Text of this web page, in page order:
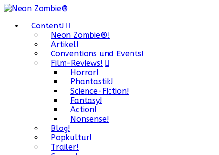
Content!
Neon Zombie®!
Artikel!
Conventions und Events!
Film-Reviews!
Horror!
Phantastik!
Science-Fiction!
Fantasy!
Action!
Nonsense!
Blog!
Popkultur!
Trailer!